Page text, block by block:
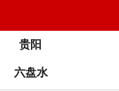
贵阳
六盘水